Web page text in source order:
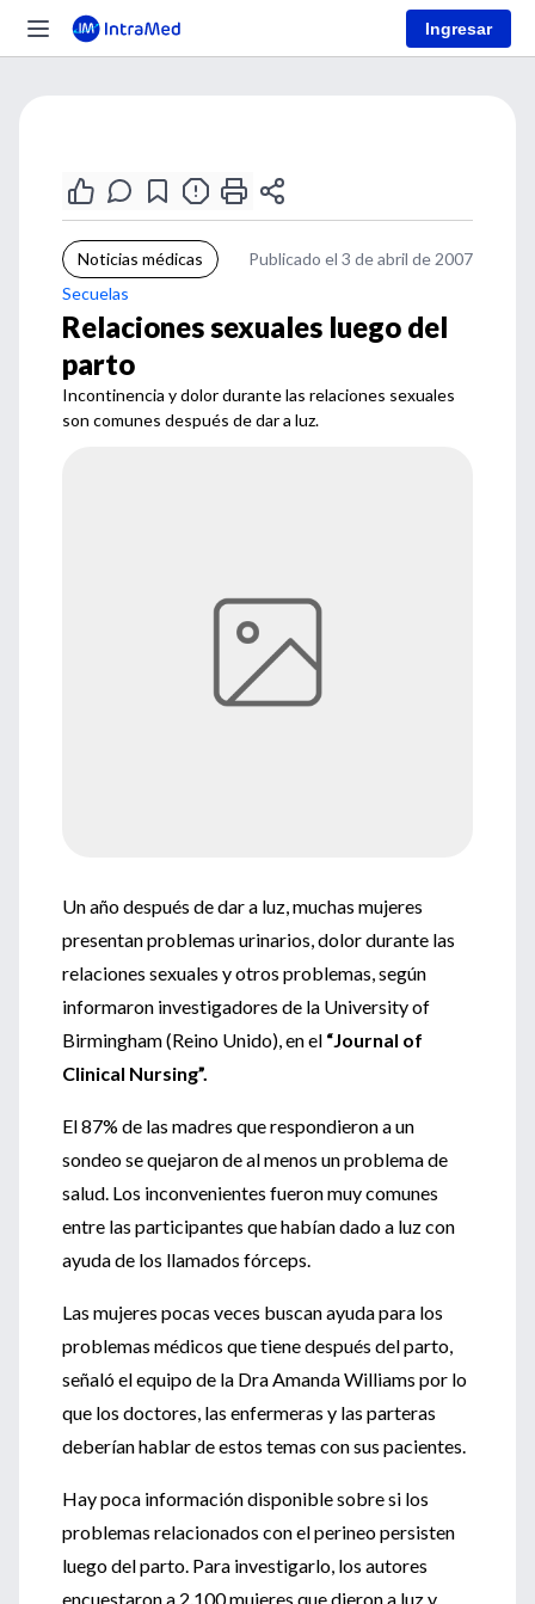
Ingresar
Noticias médicas
Publicado el 3 de abril de 2007
Secuelas
Relaciones sexuales luego del
parto
Incontinencia y dolor durante las relaciones sexuales
son comunes después de dar a luz.
Un año después de dar a luz, muchas mujeres
presentan problemas urinarios, dolor durante las
relaciones sexuales y otros problemas, según
informaron investigadores de la University of
Birmingham (Reino Unido), en el “Journal of
Clinical Nursing”.
El 87% de las madres que respondieron a un
sondeo se quejaron de al menos un problema de
salud. Los inconvenientes fueron muy comunes
entre las participantes que habían dado a luz con
ayuda de los llamados fórceps.
Las mujeres pocas veces buscan ayuda para los
problemas médicos que tiene después del parto,
señaló el equipo de la Dra Amanda Williams por lo
que los doctores, las enfermeras y las parteras
deberían hablar de estos temas con sus pacientes.
Hay poca información disponible sobre si los
problemas relacionados con el perineo persisten
luego del parto. Para investigarlo, los autores
encuestaron a 2.100 mujeres que dieron a luz y